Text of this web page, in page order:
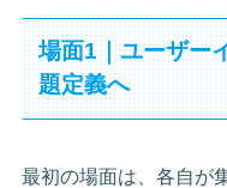
場面1｜ユーザー
題定義へ
最初の場面は、各自が